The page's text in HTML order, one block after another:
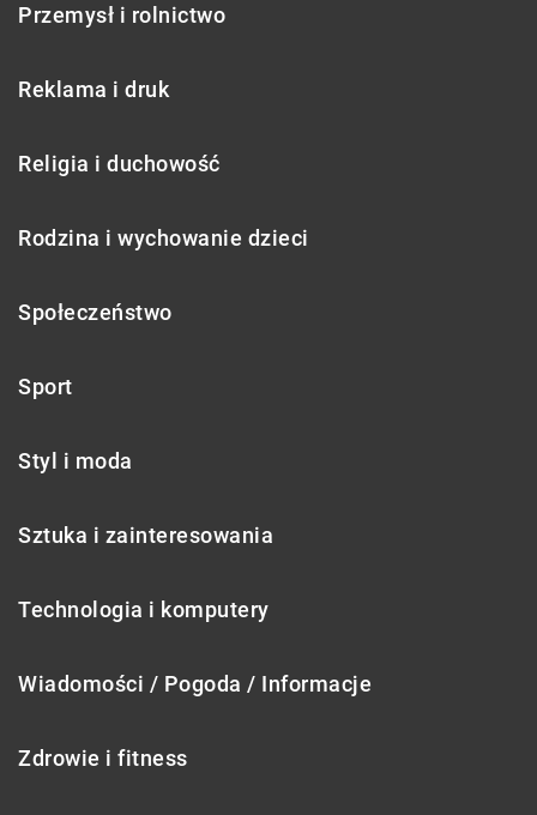
Przemysł i rolnictwo
Reklama i druk
Religia i duchowość
Rodzina i wychowanie dzieci
Społeczeństwo
Sport
Styl i moda
Sztuka i zainteresowania
Technologia i komputery
Wiadomości / Pogoda / Informacje
Zdrowie i fitness